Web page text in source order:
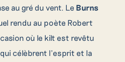
au gré du vent. Le Burns
rendu au poète Robert
où le kilt est revêtu
célèbrent l’esprit et la